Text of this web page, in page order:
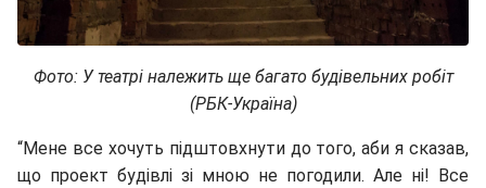
Фото: У театрі належить ще багато будівельних робіт
(РБК-Україна)
“Мене все хочуть підштовхнути до того, аби я сказав,
що проект будівлі зі мною не погодили. Але ні! Все